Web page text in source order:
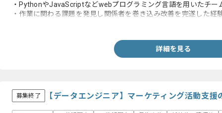
・PythonやJavaScriptなどwebプログラミング言語を用いたチー
・作業に関わる課題を発見し関係者を巻き込み改善を完遂した経
詳細を見る
募集終了 【データエンジニア】マーケティング活動支